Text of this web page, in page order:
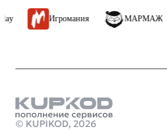
Игромания МАРМАЖ
© KUPIKOD, 2026